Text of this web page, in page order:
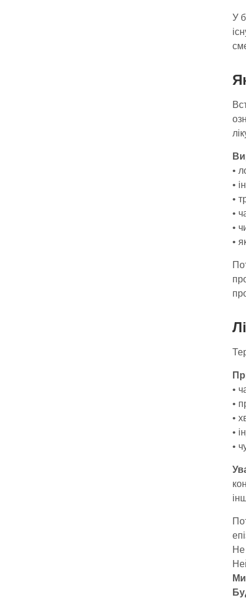
У
•
•
•
•
•
•
•
•
•
•
•
Не